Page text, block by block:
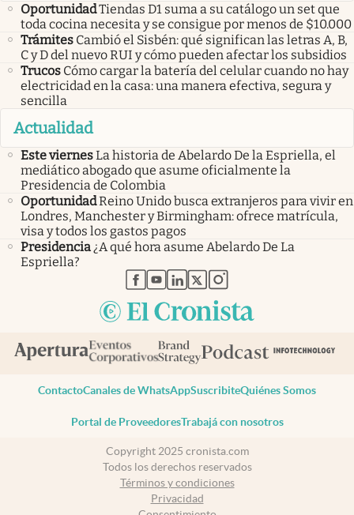
OportunidadTiendas D1 suma a su catálogo un set que
toda cocina necesita y se consigue por menos de $10.000
Trámites Cambió el Sisbén: qué significan las letras A, B,
C y D del nuevo RUI y cómo pueden afectar los subsidios
Trucos Cómo cargar la batería del celular cuando no hay
electricidad en la casa: una manera efectiva, segura y
sencilla
Actualidad
Este viernesLa historia de Abelardo De la Espriella, el
mediático abogado que asume oficialmente la
Presidencia de Colombia
OportunidadReino Unido busca extranjeros para vivir en
Londres, Manchester y Birmingham: ofrece matrícula,
visa y todos los gastos pagos
Presidencia¿A qué hora asume Abelardo De La
Espriella?
abre en nueva pestaña
abre en nueva pestaña
abre en nueva pestaña
abre en nueva pestaña
abre en nueva pestaña
ContactoCanales de WhatsAppSuscribiteQuiénes Somos
Portal de ProveedoresTrabajá con nosotros
Copyright 2025 cronista.com
Todos los derechos reservados
Términos y condiciones
Privacidad